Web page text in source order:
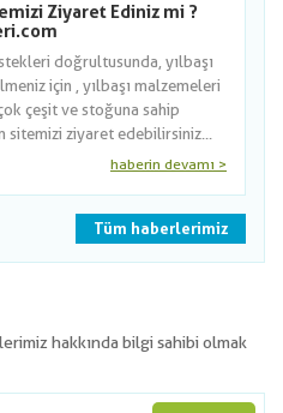
Ziyaret Ediniz mi ?
doğrultusunda, yılbaşı
için , yılbaşı malzemeleri
çeşit ve stoğuna sahip
sitemizi ziyaret edebilirsiniz...
haberin devamı >
Tüm haberlerimiz
hakkında bilgi sahibi olmak